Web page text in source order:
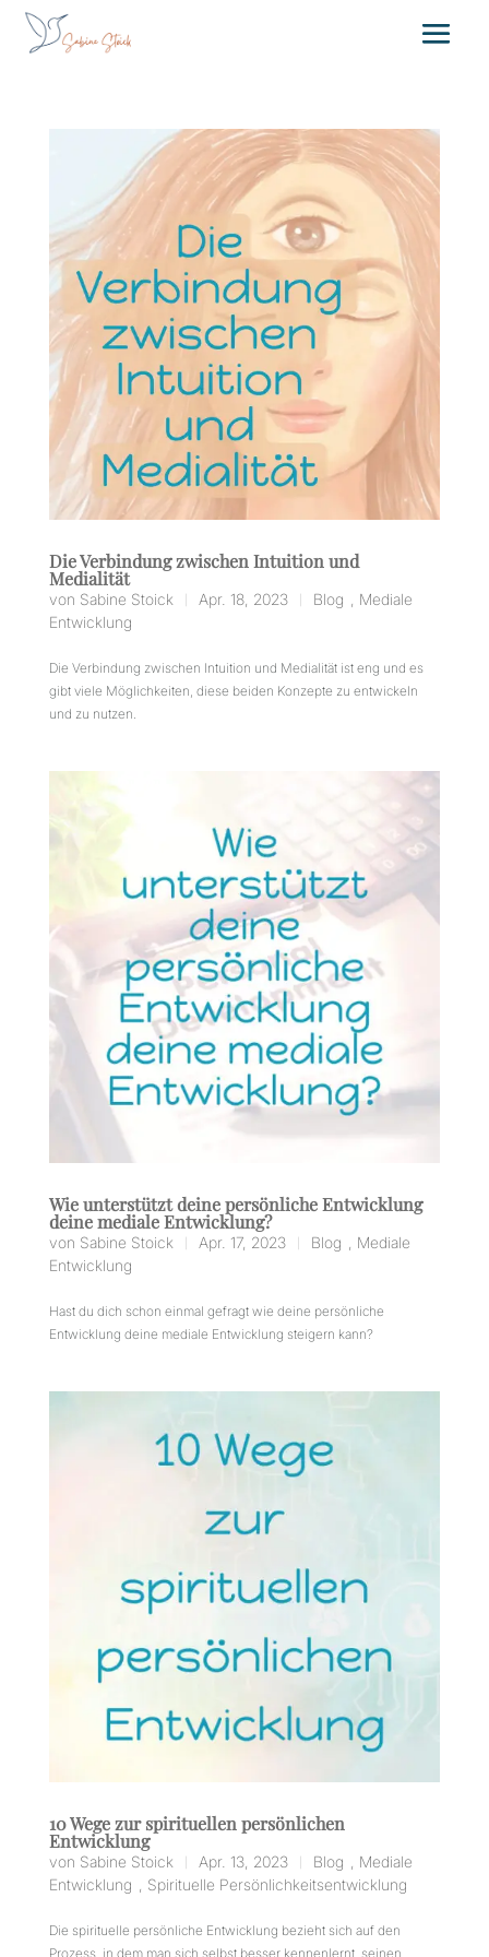
Die Verbindung zwischen Intuition und
Medialität
von Sabine Stoick Apr. 18, 2023 Blog
Mediale
Entwicklung
Die Verbindung zwischen Intuition und Medialität ist eng und es
gibt viele Möglichkeiten, diese beiden Konzepte zu entwickeln
und zu nutzen.
Wie unterstützt deine persönliche Entwicklung
deine mediale Entwicklung?
von Sabine Stoick Apr. 17, 2023 Blog
Mediale
Entwicklung
Hast du dich schon einmal gefragt wie deine persönliche
Entwicklung deine mediale Entwicklung steigern kann?
10 Wege zur spirituellen persönlichen
Entwicklung
von Sabine Stoick Apr. 13, 2023 Blog
Mediale
Entwicklung
Spirituelle Persönlichkeitsentwicklung
Die spirituelle persönliche Entwicklung bezieht sich auf den
Prozess, in dem man sich selbst besser kennenlernt, seinen